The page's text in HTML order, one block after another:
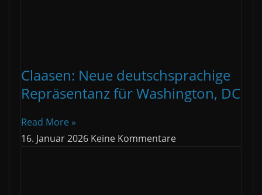
Claasen: Neue deutschsprachige
Repräsentanz für Washington, DC
Read More »
16. Januar 2026 Keine Kommentare